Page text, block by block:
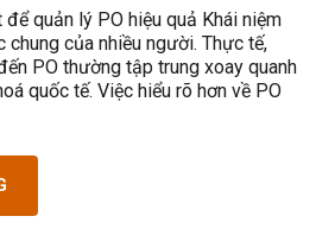
quản lý PO hiệu quả Khái niệm
chung của nhiều người. Thực tế,
PO thường tập trung xoay quanh
quốc tế. Việc hiểu rõ hơn về PO